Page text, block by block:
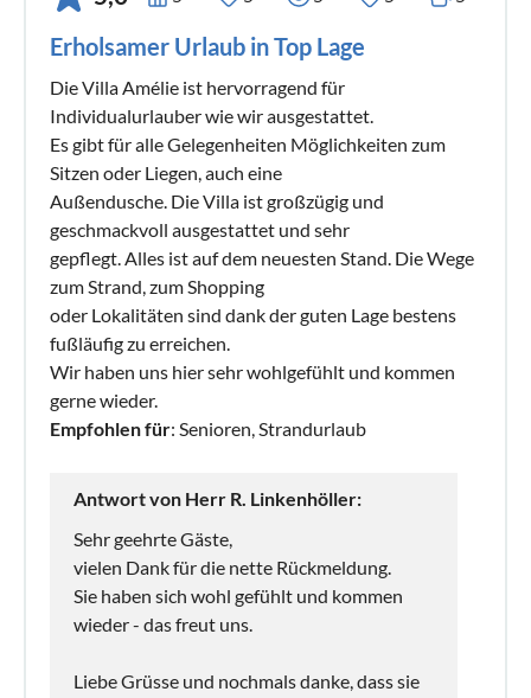
Erholsamer Urlaub in Top Lage
Die Villa Amélie ist hervorragend für
Individualurlauber wie wir ausgestattet.
Es gibt für alle Gelegenheiten Möglichkeiten zum
Sitzen oder Liegen, auch eine
Außendusche. Die Villa ist großzügig und
geschmackvoll ausgestattet und sehr
gepflegt. Alles ist auf dem neuesten Stand. Die Wege
zum Strand, zum Shopping
oder Lokalitäten sind dank der guten Lage bestens
fußläufig zu erreichen.
Wir haben uns hier sehr wohlgefühlt und kommen
gerne wieder.
Empfohlen für: Senioren, Strandurlaub
Antwort von Herr R. Linkenhöller:
Sehr geehrte Gäste,
vielen Dank für die nette Rückmeldung.
Sie haben sich wohl gefühlt und kommen
wieder - das freut uns.
Liebe Grüsse und nochmals danke, dass sie